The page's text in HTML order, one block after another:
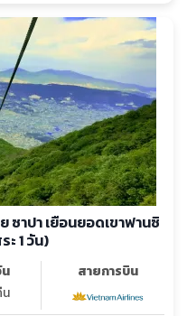
ซาปา เยือนยอดเขาฟานซิ
ะ 1 วัน)
สายการบิน